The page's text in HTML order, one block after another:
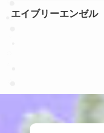
エイブリーエンゼル